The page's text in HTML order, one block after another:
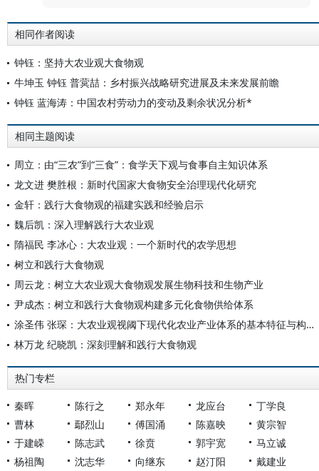
相同作者阅读
钟钰：坚持大农业观大食物观
牛坤玉 钟钰 普蓂喆：乡村振兴战略研究进展及未来发展前瞻
钟钰 蓝海涛：中国农村劳动力的变动及剩余状况分析*
相同主题阅读
周立：由“三农”到“三食”：食学天下观与食事自主知识体系
龙文进 樊胜根：新时代国家大食物安全治理现代化研究
金轩：践行大食物观的福建实践和经验启示
魏后凯：深入理解践行大农业观
隋福民 李冰心：大农业观：一个新时代的农学思想
树立和践行大食物观
周云龙：树立大农业观大食物观发展生物科技和生物产业
尹成杰：树立和践行大食物观构建多元化食物供给体系
涂圣伟 张琛：大农业观视阈下现代化农业产业体系的基本特征与构建路径
林万龙 纪晓凯：深刻理解和践行大食物观
热门专栏
秦晖 陈行之 郑永年 龙应台
丁学良
曹林
鄢烈山 傅国涌 陈嘉映
黄宗智
于建嵘
陈志武 徐贲 郭宇宽
马立诚
杨祖陶
沈志华 向继东 赵汀阳 戴建业